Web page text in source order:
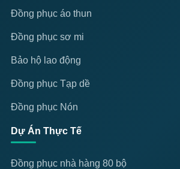
Đồng phục áo thun
Đồng phục sơ mi
Bảo hộ lao động
Đồng phục Tạp dề
Đồng phục Nón
Dự Án Thực Tế
Đồng phục nhà hàng 80 bộ